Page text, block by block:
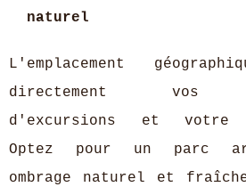
naturel
L'emplacement
directement vos
d'excursions et votre
Optez pour un parc
ombrage naturel et